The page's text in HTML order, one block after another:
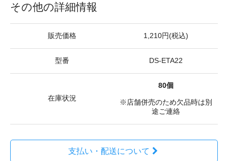
その他の詳細情報
販売価格 1,210円(税込)
型番 DS-ETA22
在庫状況
80個
※店舗併売のため欠品時は別
途ご連絡
支払い・配送について